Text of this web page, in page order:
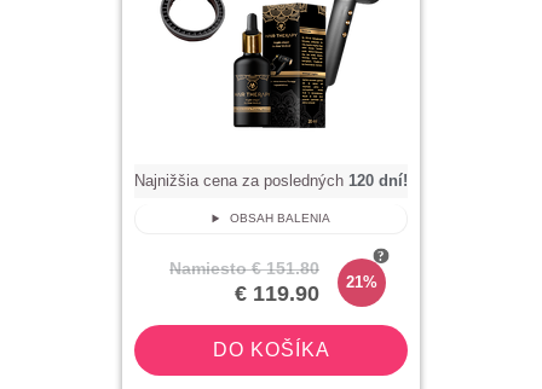
Najnižšia cena za posledných 120 dní!
OBSAH BALENIA
Namiesto € 151.80
€ 119.90 21%
DO KOŠÍKA